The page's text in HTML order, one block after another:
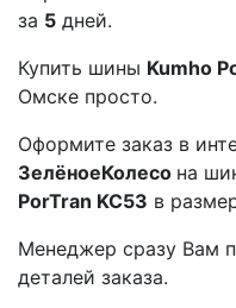
за 5 дней.
Купить шины Kumho
Омске просто.
Оформите заказ в
ЗелёноеКолесо на
PorTran KC53 в
Менеджер сразу Вам
деталей заказа.